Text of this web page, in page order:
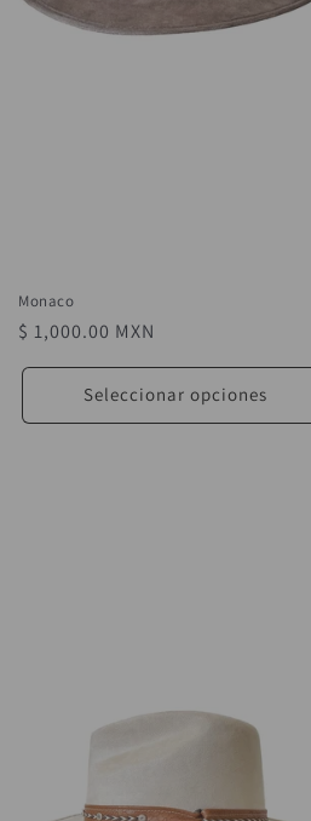
Monaco
Precio
$ 1,000.00 MXN
Seleccionar opciones